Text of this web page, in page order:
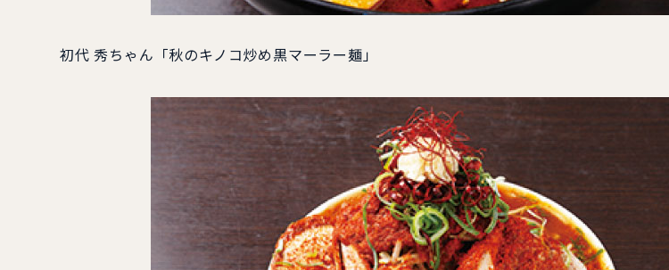
初代 秀ちゃん「秋のキノコ炒め黒マーラー麺」